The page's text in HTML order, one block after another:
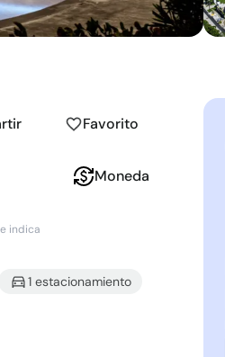
Favorito
indica
Moneda
1 estacionamiento